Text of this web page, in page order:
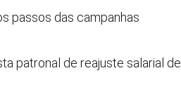
passos das campanhas
patronal de reajuste salarial de